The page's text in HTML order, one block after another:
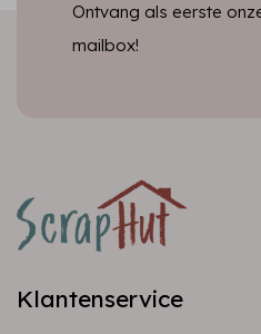
Ontvang als eerste
mailbox!
Klantenservice